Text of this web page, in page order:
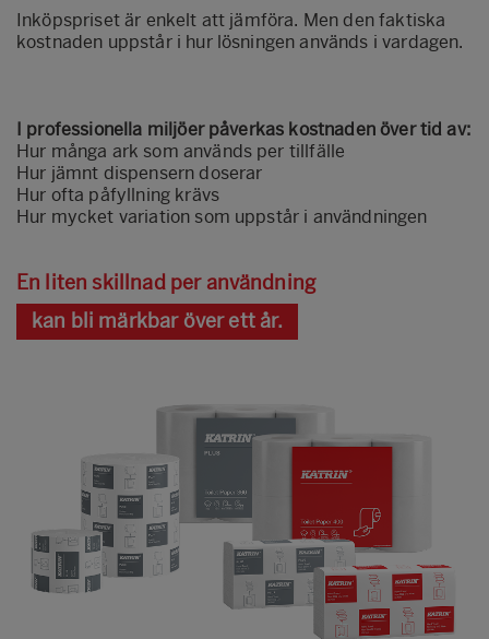
Inköpspriset är enkelt att jämföra. Men den faktiska
kostnaden uppstår i hur lösningen används i vardagen.
I professionella miljöer påverkas kostnaden över tid av:
Hur många ark som används per tillfälle
Hur jämnt dispensern doserar
Hur ofta påfyllning krävs
Hur mycket variation som uppstår i användningen
En liten skillnad per användning
kan bli märkbar över ett år.